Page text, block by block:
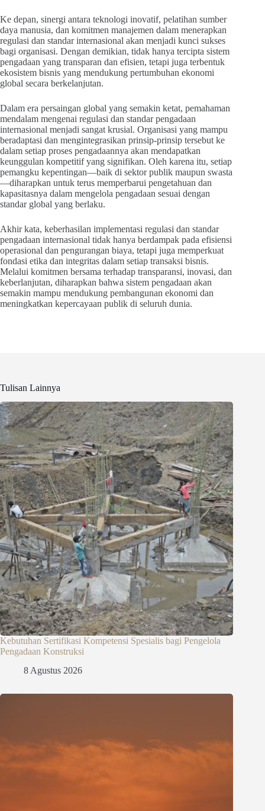
Ke depan, sinergi antara teknologi inovatif, pelatihan sumber
daya manusia, dan komitmen manajemen dalam menerapkan
regulasi dan standar internasional akan menjadi kunci sukses
bagi organisasi. Dengan demikian, tidak hanya tercipta sistem
pengadaan yang transparan dan efisien, tetapi juga terbentuk
ekosistem bisnis yang mendukung pertumbuhan ekonomi
global secara berkelanjutan.
Dalam era persaingan global yang semakin ketat, pemahaman
mendalam mengenai regulasi dan standar pengadaan
internasional menjadi sangat krusial. Organisasi yang mampu
beradaptasi dan mengintegrasikan prinsip-prinsip tersebut ke
dalam setiap proses pengadaannya akan mendapatkan
keunggulan kompetitif yang signifikan. Oleh karena itu, setiap
pemangku kepentingan—baik di sektor publik maupun swasta
—diharapkan untuk terus memperbarui pengetahuan dan
kapasitasnya dalam mengelola pengadaan sesuai dengan
standar global yang berlaku.
Akhir kata, keberhasilan implementasi regulasi dan standar
pengadaan internasional tidak hanya berdampak pada efisiensi
operasional dan pengurangan biaya, tetapi juga memperkuat
fondasi etika dan integritas dalam setiap transaksi bisnis.
Melalui komitmen bersama terhadap transparansi, inovasi, dan
keberlanjutan, diharapkan bahwa sistem pengadaan akan
semakin mampu mendukung pembangunan ekonomi dan
meningkatkan kepercayaan publik di seluruh dunia.
Tulisan Lainnya
Kebutuhan Sertifikasi Kompetensi Spesialis bagi Pengelola
Pengadaan Konstruksi
8 Agustus 2026